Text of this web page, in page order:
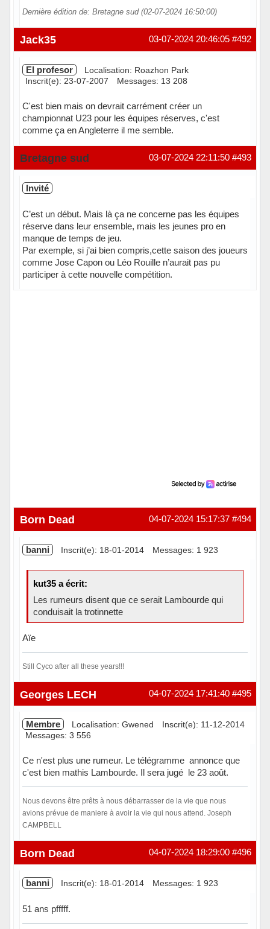
Dernière édition de: Bretagne sud (02-07-2024 16:50:00)
#492
03-07-2024 20:46:05
Jack35
El profesor
Localisation: Roazhon Park
Inscrit(e): 23-07-2007
Messages: 13 208
C'est bien mais on devrait carrément créer un
championnat U23 pour les équipes réserves, c'est
comme ça en Angleterre il me semble.
Hors ligne #493
03-07-2024 22:11:50
Bretagne sud
Invité
C’est un début. Mais là ça ne concerne pas les équipes
réserve dans leur ensemble, mais les jeunes pro en
manque de temps de jeu.
Par exemple, si j’ai bien compris,cette saison des joueurs
comme Jose Capon ou Léo Rouille n’aurait pas pu
participer à cette nouvelle compétition.
#494
04-07-2024 15:17:37
Born Dead
banni Inscrit(e): 18-01-2014 Messages: 1 923
kut35 a écrit:
Les rumeurs disent que ce serait Lambourde qui
conduisait la trotinnette
Aïe
Still Cyco after all these years!!!
Hors ligne #495
04-07-2024 17:41:40
Georges LECH
Membre Localisation: Gwened
Inscrit(e): 11-12-2014
Messages: 3 556
Ce n'est plus une rumeur. Le télégramme annonce que
c'est bien mathis Lambourde. Il sera jugé le 23 août.
Nous devons être prêts à nous débarrasser de la vie que nous
avions prévue de maniere à avoir la vie qui nous attend. Joseph
CAMPBELL
Hors ligne #496
04-07-2024 18:29:00
Born Dead
banni Inscrit(e): 18-01-2014 Messages: 1 923
51 ans pfffff.